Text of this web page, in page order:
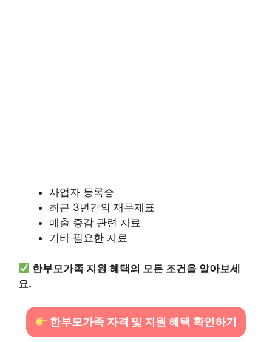
사업자 등록증
최근 3년간의 재무제표
매출 증감 관련 자료
기타 필요한 자료
한부모가족 지원 혜택의 모든 조건을 알아보세
요.
한부모가족 자격 및 지원 혜택 확인하기